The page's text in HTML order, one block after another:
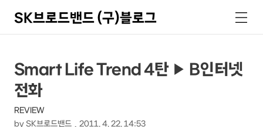
SK브로드밴드 (구)블로그
색
메
뉴
상
세
컨
텐
본
문
제
목
Smart Life Trend 4탄 ▶ B인터넷
전화
REVIEW
by SK브로드밴드 2011. 4. 22. 14:53